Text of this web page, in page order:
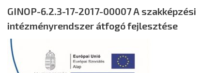
GINOP-6.2.3-17-2017-00007 A szakképzési
intézményrendszer átfogó fejlesztése